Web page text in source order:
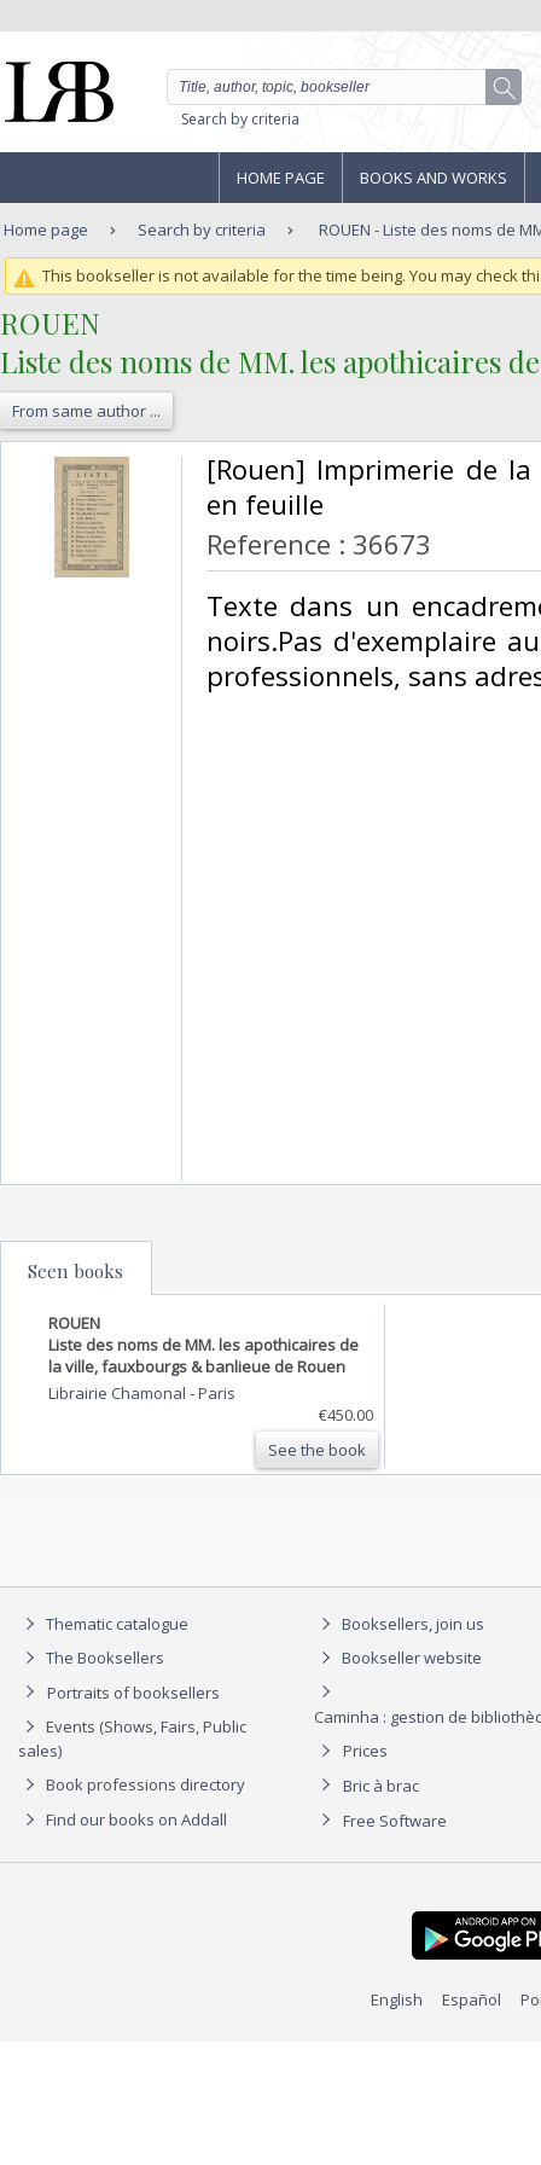
Search by criteria
HOME PAGE BOOKS AND WORKS
Home page Search by criteria ROUEN - Liste des noms de
This bookseller is not available for the time being. You may check
‎ROUEN ‎
‎Liste des noms de MM. les apothicaires
From same author ...
‎[Rouen] Imprimerie de
en feuille ‎
Reference : 36673
‎Texte dans un
noirs.Pas d'exemplaire
professionnels, sans
Seen books
ROUEN
Liste des noms de MM. les apothicaires de
la ville, fauxbourgs & banlieue de Rouen
Librairie Chamonal -Paris
€450.00
See the book
Thematic catalogue
The Booksellers
Portraits of booksellers
Events (Shows, Fairs, Public
sales)
Book professions directory
Find our books on Addall
Booksellers, join us
Bookseller website
Caminha : gestion de
Prices
Bric à brac
Free Software
English Español